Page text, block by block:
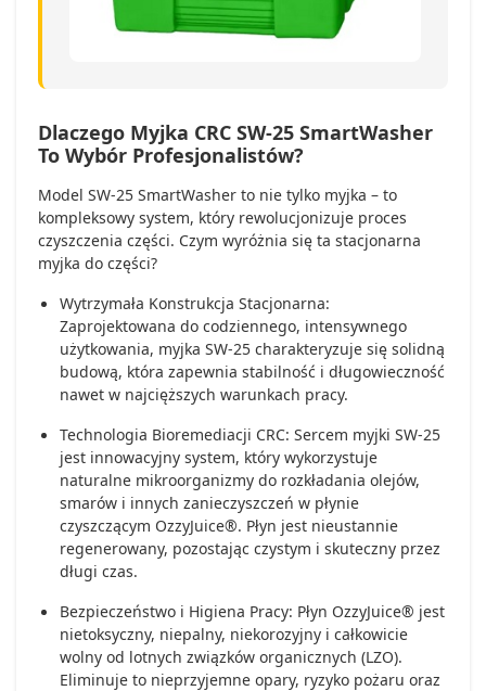
Dlaczego Myjka CRC SW-25 SmartWasher
To Wybór Profesjonalistów?
Model SW-25 SmartWasher to nie tylko myjka – to
kompleksowy system, który rewolucjonizuje proces
czyszczenia części. Czym wyróżnia się ta stacjonarna
myjka do części?
Wytrzymała Konstrukcja Stacjonarna:
Zaprojektowana do codziennego, intensywnego
użytkowania, myjka SW-25 charakteryzuje się solidną
budową, która zapewnia stabilność i długowieczność
nawet w najcięższych warunkach pracy.
Technologia Bioremediacji CRC: Sercem myjki SW-25
jest innowacyjny system, który wykorzystuje
naturalne mikroorganizmy do rozkładania olejów,
smarów i innych zanieczyszczeń w płynie
czyszczącym OzzyJuice®. Płyn jest nieustannie
regenerowany, pozostając czystym i skuteczny przez
długi czas.
Bezpieczeństwo i Higiena Pracy: Płyn OzzyJuice® jest
nietoksyczny, niepalny, niekorozyjny i całkowicie
wolny od lotnych związków organicznych (LZO).
Eliminuje to nieprzyjemne opary, ryzyko pożaru oraz